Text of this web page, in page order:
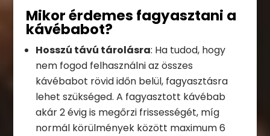
Mikor érdemes fagyasztani a
kávébabot?
Hosszú távú tárolásra: Ha tudod, hogy
nem fogod felhasználni az összes
kávébabot rövid időn belül, fagyasztásra
lehet szükséged. A fagyasztott kávébab
akár 2 évig is megőrzi frissességét, míg
normál körülmények között maximum 6